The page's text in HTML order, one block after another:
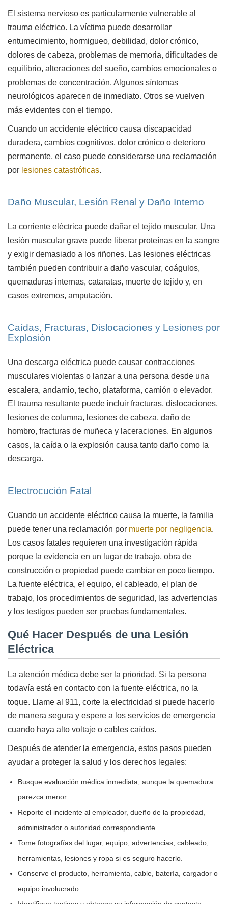
El sistema nervioso es particularmente vulnerable al
trauma eléctrico. La víctima puede desarrollar
entumecimiento, hormigueo, debilidad, dolor crónico,
dolores de cabeza, problemas de memoria, dificultades de
equilibrio, alteraciones del sueño, cambios emocionales o
problemas de concentración. Algunos síntomas
neurológicos aparecen de inmediato. Otros se vuelven
más evidentes con el tiempo.
Cuando un accidente eléctrico causa discapacidad
duradera, cambios cognitivos, dolor crónico o deterioro
permanente, el caso puede considerarse una reclamación
por lesiones catastróficas.
Daño Muscular, Lesión Renal y Daño Interno
La corriente eléctrica puede dañar el tejido muscular. Una
lesión muscular grave puede liberar proteínas en la sangre
y exigir demasiado a los riñones. Las lesiones eléctricas
también pueden contribuir a daño vascular, coágulos,
quemaduras internas, cataratas, muerte de tejido y, en
casos extremos, amputación.
Caídas, Fracturas, Dislocaciones y Lesiones por
Explosión
Una descarga eléctrica puede causar contracciones
musculares violentas o lanzar a una persona desde una
escalera, andamio, techo, plataforma, camión o elevador.
El trauma resultante puede incluir fracturas, dislocaciones,
lesiones de columna, lesiones de cabeza, daño de
hombro, fracturas de muñeca y laceraciones. En algunos
casos, la caída o la explosión causa tanto daño como la
descarga.
Electrocución Fatal
Cuando un accidente eléctrico causa la muerte, la familia
puede tener una reclamación por muerte por negligencia.
Los casos fatales requieren una investigación rápida
porque la evidencia en un lugar de trabajo, obra de
construcción o propiedad puede cambiar en poco tiempo.
La fuente eléctrica, el equipo, el cableado, el plan de
trabajo, los procedimientos de seguridad, las advertencias
y los testigos pueden ser pruebas fundamentales.
Qué Hacer Después de una Lesión
Eléctrica
La atención médica debe ser la prioridad. Si la persona
todavía está en contacto con la fuente eléctrica, no la
toque. Llame al 911, corte la electricidad si puede hacerlo
de manera segura y espere a los servicios de emergencia
cuando haya alto voltaje o cables caídos.
Después de atender la emergencia, estos pasos pueden
ayudar a proteger la salud y los derechos legales:
Busque evaluación médica inmediata, aunque la quemadura
parezca menor.
Reporte el incidente al empleador, dueño de la propiedad,
administrador o autoridad correspondiente.
Tome fotografías del lugar, equipo, advertencias, cableado,
herramientas, lesiones y ropa si es seguro hacerlo.
Conserve el producto, herramienta, cable, batería, cargador o
equipo involucrado.